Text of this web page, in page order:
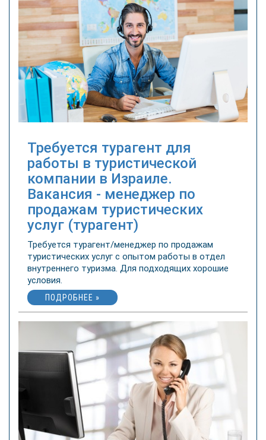
Требуется турагент для
работы в туристической
компании в Израиле.
Вакансия - менеджер по
продажам туристических
услуг (турагент)
Требуется турагент/менеджер по продажам
туристических услуг с опытом работы в отдел
внутреннего туризма. Для подходящих хорошие
условия.
ПОДРОБНЕЕ »